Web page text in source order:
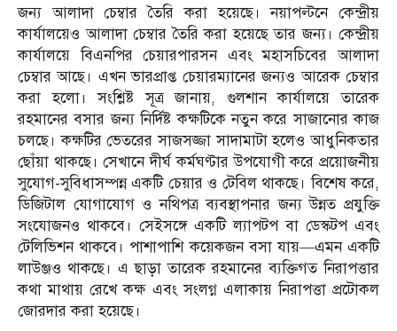
জন্য আলাদা চেম্বার তৈরি করা হয়েছে। নয়াপল্টনে কেন্দ্রীয়
কার্যালয়েও আলাদা চেম্বার তৈরি করা হয়েছে তার জন্য। কেন্দ্রীয়
কার্যালয়ে বিএনপির চেয়ারপারসন এবং মহাসচিবের আলাদা
চেম্বার আছে। এখন ভারপ্রাপ্ত চেয়ারম্যানের জন্যও আরেক চেম্বার
করা হলো। সংশ্লিষ্ট সূত্র জানায়, গুলশান কার্যালয়ে তারেক
রহমানের বসার জন্য নির্দিষ্ট কক্ষটিকে নতুন করে সাজানোর কাজ
চলছে। কক্ষটির ভেতরের সাজসজ্জা সাদামাটা হলেও আধুনিকতার
ছোঁয়া থাকছে। সেখানে দীর্ঘ কর্মঘণ্টার উপযোগী করে প্রয়োজনীয়
সুযোগ-সুবিধাসম্পন্ন একটি চেয়ার ও টেবিল থাকছে। বিশেষ করে,
ডিজিটাল যোগাযোগ ও নথিপত্র ব্যবস্থাপনার জন্য উন্নত প্রযুক্তি
সংযোজনও থাকবে। সেইসঙ্গে একটি ল্যাপটপ বা ডেস্কটপ এবং
টেলিভিশন থাকবে। পাশাপাশি কয়েকজন বসা যায়—এমন একটি
লাউঞ্জও থাকছে। এ ছাড়া তারেক রহমানের ব্যক্তিগত নিরাপত্তার
কথা মাথায় রেখে কক্ষ এবং সংলগ্ন এলাকায় নিরাপত্তা প্রটোকল
জোরদার করা হয়েছে।